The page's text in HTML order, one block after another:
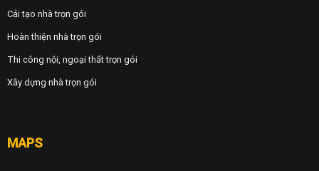
Cải tạo nhà trọn gói
Hoàn thiện nhà trọn gói
Thi công nội, ngoại thất trọn gói
Xây dựng nhà trọn gói
MAPS